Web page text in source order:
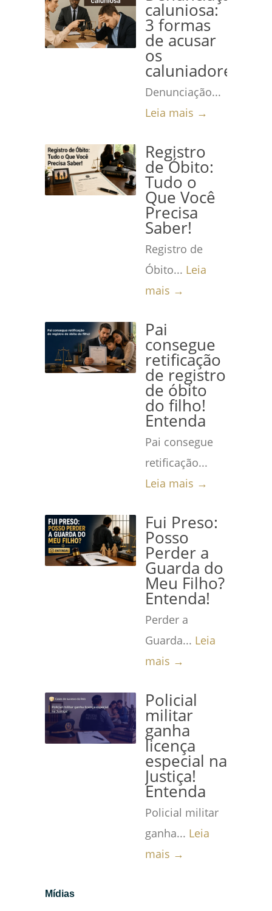
caluniosa:
3 formas
de acusar
os
caluniadores
Denunciação...
Leia mais →
Registro
de Óbito:
Tudo o
Que Você
Precisa
Saber!
Registro de
Óbito... Leia
mais →
Pai
consegue
retificação
de registro
de óbito
do filho!
Entenda
Pai consegue
retificação...
Leia mais →
Fui Preso:
Posso
Perder a
Guarda do
Meu Filho?
Entenda!
Perder a
Guarda... Leia
mais →
Policial
militar
ganha
licença
especial na
Justiça!
Entenda
Policial militar
ganha... Leia
mais →
Mídias